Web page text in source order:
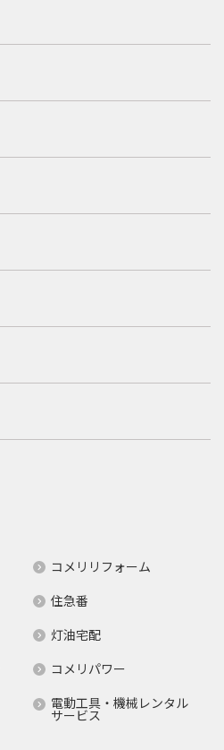
コメリリフォーム
住急番
灯油宅配
コメリパワー
電動工具・機械レンタル
サービス